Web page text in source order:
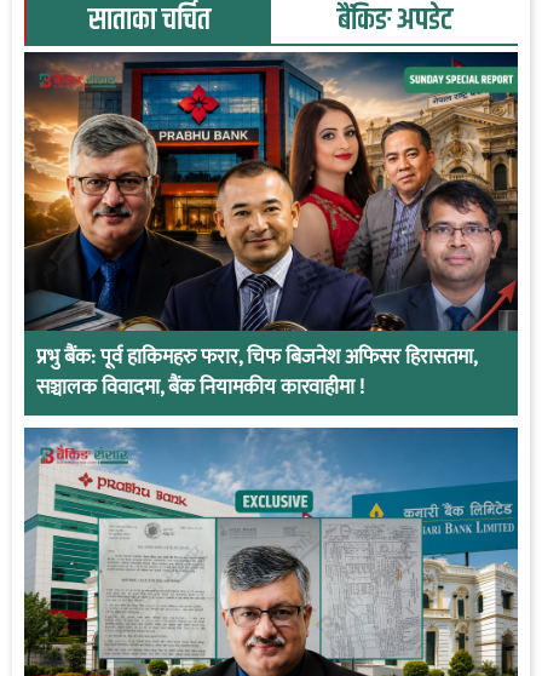
साताका चर्चित बैंकिङ अपडेट
प्रभु बैंक: पूर्व हाकिमहरु फरार, चिफ बिजनेश अफिसर हिरासतमा,
सञ्चालक विवादमा, बैंक नियामकीय कारवाहीमा !